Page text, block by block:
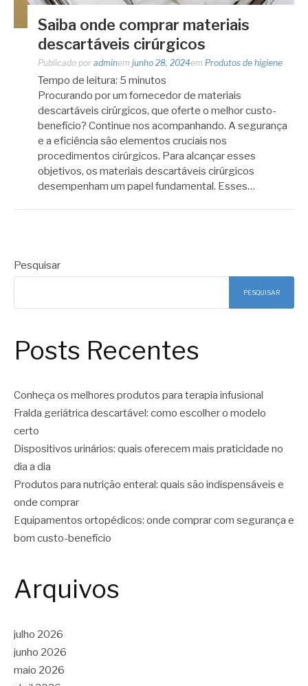
Saiba onde comprar materiais
descartáveis cirúrgicos
Publicado por adminem junho 28, 2024em Produtos de higiene
Tempo de leitura: 5 minutos
Procurando por um fornecedor de materiais
descartáveis cirúrgicos, que oferte o melhor custo-
benefício? Continue nos acompanhando. A segurança
e a eficiência são elementos cruciais nos
procedimentos cirúrgicos. Para alcançar esses
objetivos, os materiais descartáveis cirúrgicos
desempenham um papel fundamental. Esses…
Pesquisar
PESQUISAR
Posts Recentes
Conheça os melhores produtos para terapia infusional
Fralda geriátrica descartável: como escolher o modelo
certo
Dispositivos urinários: quais oferecem mais praticidade no
dia a dia
Produtos para nutrição enteral: quais são indispensáveis e
onde comprar
Equipamentos ortopédicos: onde comprar com segurança e
bom custo-benefício
Arquivos
julho 2026
junho 2026
maio 2026